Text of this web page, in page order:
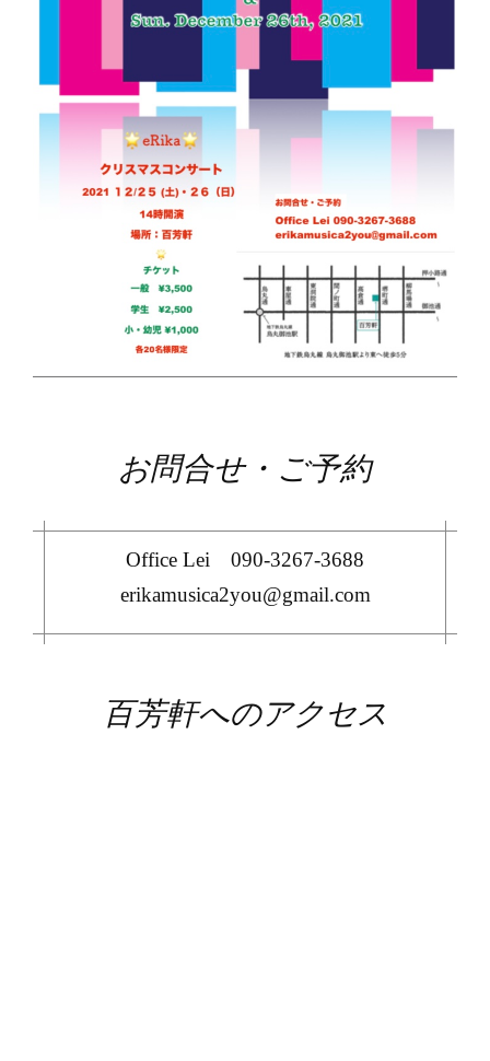
お問合せ・ご予約
Office Lei 090-3267-3688
erikamusica2you@gmail.com
百芳軒へのアクセス